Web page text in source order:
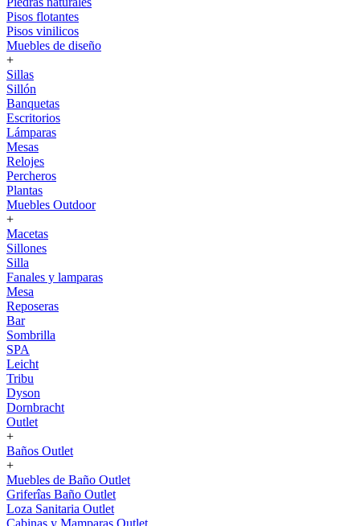
Pisos flotantes
Pisos vinilicos
Muebles de diseño
+
Sillas
Sillón
Banquetas
Escritorios
Lámparas
Mesas
Relojes
Percheros
Plantas
Muebles Outdoor
+
Macetas
Sillones
Silla
Fanales y lamparas
Mesa
Reposeras
Bar
Sombrilla
SPA
Leicht
Tribu
Dyson
Dornbracht
Outlet
+
Baños Outlet
+
Muebles de Baño Outlet
Griferîas Baño Outlet
Loza Sanitaria Outlet
Cabinas y Mamparas Outlet